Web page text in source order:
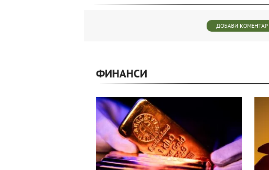
ДОБАВИ КОМЕНТАР
ФИНАНСИ